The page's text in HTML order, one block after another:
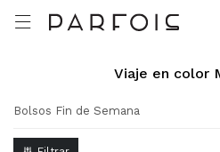

Viaje en color
Bolsos Fin de Semana